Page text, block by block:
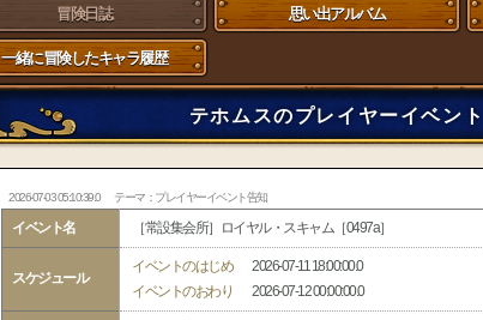
冒険日誌 思い出アルバム
一緒に冒険したキャラ履歴
テホムスのプレイヤーイベント
2026-07-03 05:10:39.0 テーマ：プレイヤーイベント告知
イベント名 ［常設集会所］ロイヤル・スキャム［0497a］
スケジュール
イベントのはじめ
2026-07-11 18:00:00.0
イベントのおわり
2026-07-12 00:00:00.0